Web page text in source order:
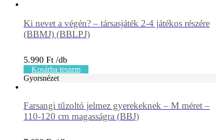
Ki nevet a végén? – társasjáték 2-4 játékos részére
(BBMJ) (BBLPJ)
5.990 Ft
Kosárba teszem
Gyorsnézet
Farsangi tűzoltó jelmez gyerekeknek – M méret –
110-120 cm magasságra (BBJ)